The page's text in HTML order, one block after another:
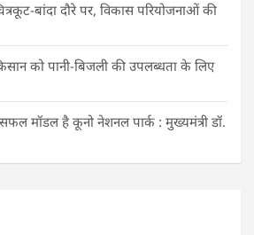
बांदा दौरे पर, विकास परियोजनाओं की
को पानी-बिजली की उपलब्धता के लिए
सफल मॉडल है कूनो नेशनल पार्क : मुख्यमंत्री डॉ.